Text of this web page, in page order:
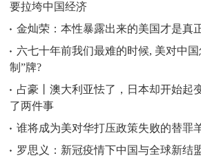
要拉垮中国经济
金灿荣：本性暴露出来的美国才是真
六七十年前我们最难的时候, 美对中
制”牌?
占豪丨澳大利亚怯了，日本却开始起
了两件事
谁将成为美对华打压政策失败的替罪
罗思义：新冠疫情下中国与全球新结